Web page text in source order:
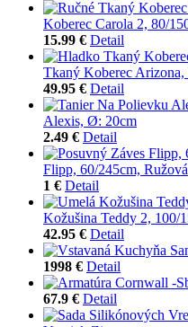
Koberec Carola 2, 80/
15.99 € Detail
Tkaný Koberec Arizona,
49.95 € Detail
Alexis, Ø: 20cm
2.49 € Detail
Flipp, 60/245cm, Ružová
1 € Detail
Kožušina Teddy 2, 100/
42.95 € Detail
1998 € Detail
67.9 € Detail